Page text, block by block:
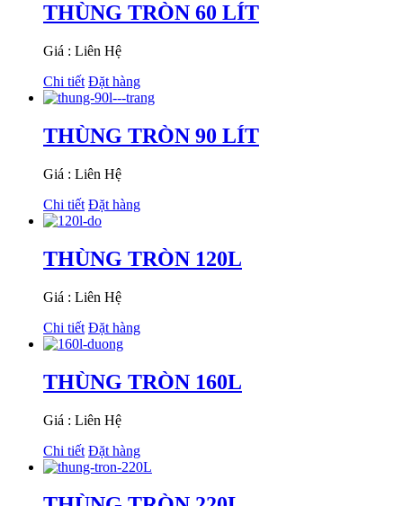
THÙNG TRÒN 60 LÍT
Giá : Liên Hệ
Chi tiết Đặt hàng
THÙNG TRÒN 90 LÍT
Giá : Liên Hệ
Chi tiết Đặt hàng
THÙNG TRÒN 120L
Giá : Liên Hệ
Chi tiết Đặt hàng
THÙNG TRÒN 160L
Giá : Liên Hệ
Chi tiết Đặt hàng